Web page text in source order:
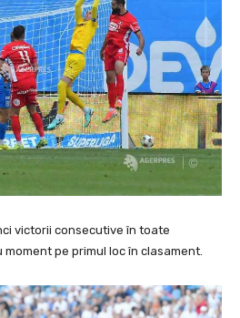
victorii consecutive în toate
pe primul loc în clasament.